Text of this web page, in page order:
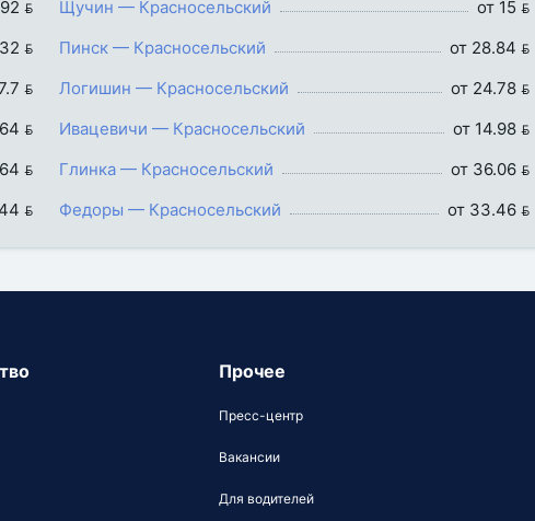






Щучин — Красносельский
от 15 
Пинск — Красносельский
от 28.84 
Логишин — Красносельский
от 24.78 
Ивацевичи — Красносельский
от 14.98 
Глинка — Красносельский
от 36.06 
Федоры — Красносельский
от 33.46 
Прочее
Пресс-центр
Вакансии
Для водителей